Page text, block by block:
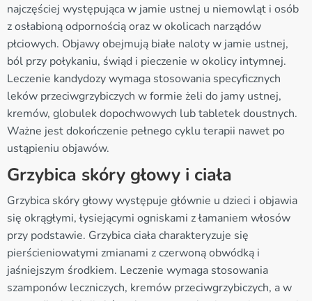
najczęściej występująca w jamie ustnej u niemowląt i osób
z osłabioną odpornością oraz w okolicach narządów
płciowych. Objawy obejmują białe naloty w jamie ustnej,
ból przy połykaniu, świąd i pieczenie w okolicy intymnej.
Leczenie kandydozy wymaga stosowania specyficznych
leków przeciwgrzybiczych w formie żeli do jamy ustnej,
kremów, globulek dopochwowych lub tabletek doustnych.
Ważne jest dokończenie pełnego cyklu terapii nawet po
ustąpieniu objawów.
Grzybica skóry głowy i ciała
Grzybica skóry głowy występuje głównie u dzieci i objawia
się okrągłymi, łysiejącymi ogniskami z łamaniem włosów
przy podstawie. Grzybica ciała charakteryzuje się
pierścieniowatymi zmianami z czerwoną obwódką i
jaśniejszym środkiem. Leczenie wymaga stosowania
szamponów leczniczych, kremów przeciwgrzybiczych, a w